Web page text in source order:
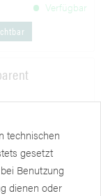
Verfügbar
Verfügbar
technischen
gesetzt
Benutzung
dienen oder